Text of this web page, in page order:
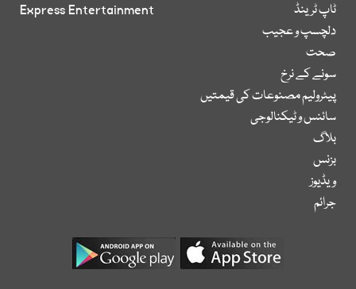
ٹاپ ٹرینڈ
دلچسپ و عجیب
صحت
سونے کے نرخ
پیٹرولیم مصنوعات کی قیمتیں
سائنس و ٹیکنالوجی
بلاگ
بزنس
ویڈیوز
جرائم
Express Entertainment